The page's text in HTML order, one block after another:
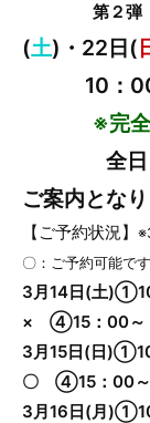
第２弾
(土)・22日(
10：00
※完
全日とも
ご案内とな
【ご予約状況】
〇：ご予約可能です
3月14日(土
× ④15：00
3月15日(日
〇 ④15：00
3月16日(月